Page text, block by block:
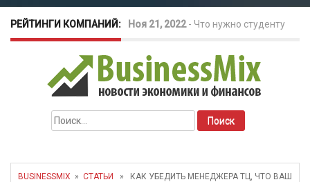
РЕЙТИНГИ КОМПАНИЙ: Ноя 21, 2022- Что нужно студенту
для открытия бизнеса?
Окт 26, 2022-Телефония для
amoCRM: лучшие инструменты для
бизнеса
Найти:
BUSINESSMIX » СТАТЬИ
» КАК УБЕДИТЬ МЕНЕДЖЕРА ТЦ, ЧТО ВАШ